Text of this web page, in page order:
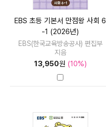
EBS 초등 기본서 만점왕 사회 6
-1 (2026년)
EBS(한국교육방송공사) 편집부
지음
13,950원 (10%)